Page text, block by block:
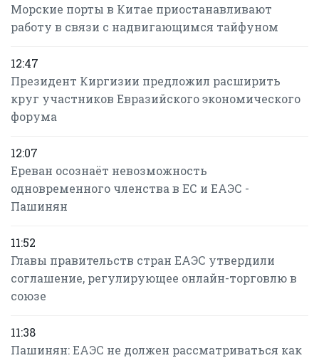
Морские порты в Китае приостанавливают
работу в связи с надвигающимся тайфуном
12:47
Президент Киргизии предложил расширить
круг участников Евразийского экономического
форума
12:07
Ереван осознаёт невозможность
одновременного членства в ЕС и ЕАЭС -
Пашинян
11:52
Главы правительств стран ЕАЭС утвердили
соглашение, регулирующее онлайн-торговлю в
союзе
11:38
Пашинян: ЕАЭС не должен рассматриваться как